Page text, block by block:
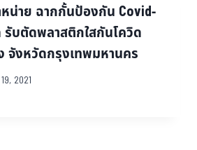
หน่าย ฉากกั้นป้องกัน Covid-
รับตัดพลาสติกใสกันโควิด
จังหวัดกรุงเทพมหานคร
2021